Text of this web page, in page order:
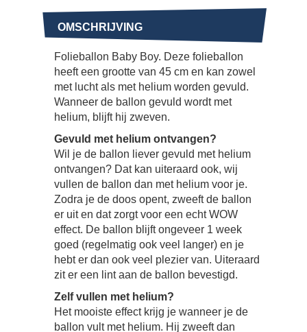
OMSCHRIJVING
Folieballon Baby Boy. Deze folieballon
heeft een grootte van 45 cm en kan zowel
met lucht als met helium worden gevuld.
Wanneer de ballon gevuld wordt met
helium, blijft hij zweven.
Gevuld met helium ontvangen?
Wil je de ballon liever gevuld met helium
ontvangen? Dat kan uiteraard ook, wij
vullen de ballon dan met helium voor je.
Zodra je de doos opent, zweeft de ballon
er uit en dat zorgt voor een echt WOW
effect. De ballon blijft ongeveer 1 week
goed (regelmatig ook veel langer) en je
hebt er dan ook veel plezier van. Uiteraard
zit er een lint aan de ballon bevestigd.
Zelf vullen met helium?
Het mooiste effect krijg je wanneer je de
ballon vult met helium. Hij zweeft dan